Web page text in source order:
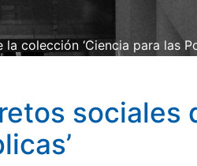
colección ‘Ciencia para las
sociales